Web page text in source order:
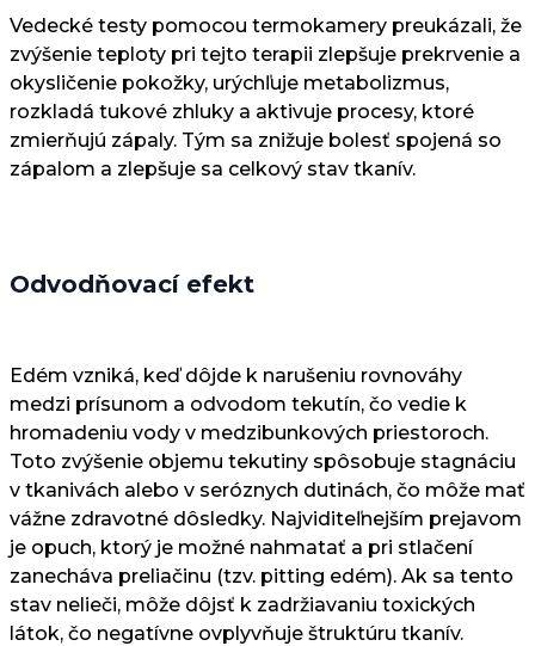
Vedecké testy pomocou termokamery preukázali, že
zvýšenie teploty pri tejto terapii zlepšuje prekrvenie a
okysličenie pokožky, urýchľuje metabolizmus,
rozkladá tukové zhluky a aktivuje procesy, ktoré
zmierňujú zápaly. Tým sa znižuje bolesť spojená so
zápalom a zlepšuje sa celkový stav tkanív.
Odvodňovací efekt
Edém vzniká, keď dôjde k narušeniu rovnováhy
medzi prísunom a odvodom tekutín, čo vedie k
hromadeniu vody v medzibunkových priestoroch.
Toto zvýšenie objemu tekutiny spôsobuje stagnáciu
v tkanivách alebo v seróznych dutinách, čo môže mať
vážne zdravotné dôsledky. Najviditeľnejším prejavom
je opuch, ktorý je možné nahmatať a pri stlačení
zanecháva preliačinu (tzv. pitting edém). Ak sa tento
stav nelieči, môže dôjsť k zadržiavaniu toxických
látok, čo negatívne ovplyvňuje štruktúru tkanív.